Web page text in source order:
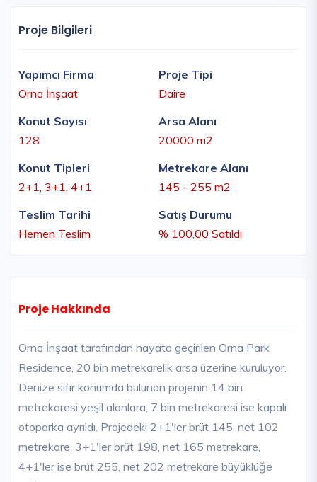
Proje Bilgileri
Yapımcı Firma
Orna İnşaat
Proje Tipi
Daire
Konut Sayısı
128
Arsa Alanı
20000 m2
Konut Tipleri
2+1, 3+1, 4+1
Metrekare Alanı
145 - 255 m2
Teslim Tarihi
Hemen Teslim
Satış Durumu
% 100,00 Satıldı
Proje Hakkında
Orna İnşaat tarafından hayata geçirilen Orna Park
Residence, 20 bin metrekarelik arsa üzerine kuruluyor.
Denize sıfır konumda bulunan projenin 14 bin
metrekaresi yeşil alanlara, 7 bin metrekaresi ise kapalı
otoparka ayrıldı. Projedeki 2+1'ler brüt 145, net 102
metrekare, 3+1'ler brüt 198, net 165 metrekare,
4+1'ler ise brüt 255, net 202 metrekare büyüklüğe